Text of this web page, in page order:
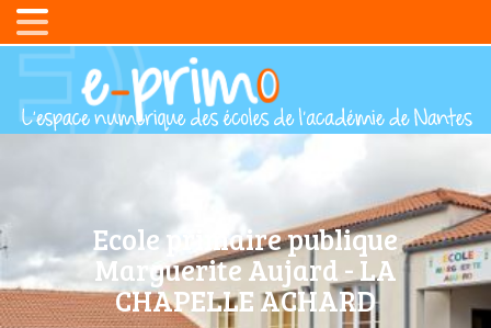
Ecole primaire publique
Marguerite Aujard - LA
CHAPELLE ACHARD